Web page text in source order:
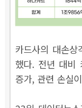
카드사의 대손
했다. 전년 대비
증가, 관련 손실